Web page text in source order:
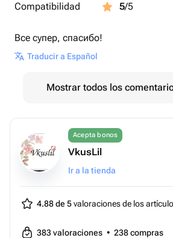
Compatibilidad
5/5
Все супер, спасибо!
Traducir a Español
Mostrar todos los
Acepta bonos
VkusLil
Ir a la tienda
4.88 de 5valoraciones de los
383valoraciones • 238compras